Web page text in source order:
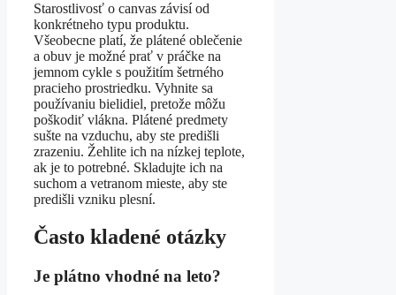
Starostlivosť o canvas závisí od
konkrétneho typu produktu.
Všeobecne platí, že plátené oblečenie
a obuv je možné prať v práčke na
jemnom cykle s použitím šetrného
pracieho prostriedku. Vyhnite sa
používaniu bielidiel, pretože môžu
poškodiť vlákna. Plátené predmety
sušte na vzduchu, aby ste predišli
zrazeniu. Žehlite ich na nízkej teplote,
ak je to potrebné. Skladujte ich na
suchom a vetranom mieste, aby ste
predišli vzniku plesní.
Často kladené otázky
Je plátno vhodné na leto?